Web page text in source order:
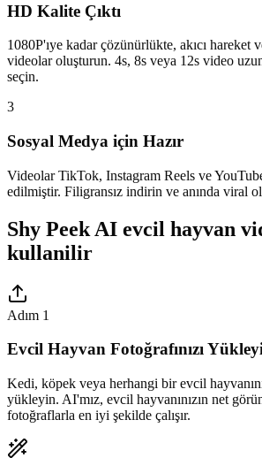
HD Kalite Çıktı
1080P'ıye kadar çözünürlükte, akıcı hareket
videolar oluşturun. 4s, 8s veya 12s video
seçin.
3
Sosyal Medya için Hazır
Videolar TikTok, Instagram Reels ve
edilmiştir. Filigransız indirin ve anında viral
Shy Peek AI evcil hayvan
kullanilir
Adım 1
Evcil Hayvan Fotoğrafınızı
Kedi, köpek veya herhangi bir evcil
yükleyin. AI'mız, evcil hayvanınızın net
fotoğraflarla en iyi şekilde çalışır.